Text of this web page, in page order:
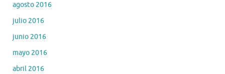
agosto 2016
julio 2016
junio 2016
mayo 2016
abril 2016